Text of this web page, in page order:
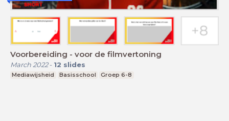
Voorbereiding - voor de filmvertoning
March 2022- 12 slides
Mediawijsheid Basisschool Groep 6-8